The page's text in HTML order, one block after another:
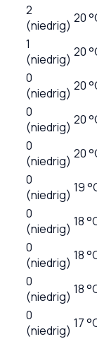
2
(niedrig) 20
1
(niedrig) 20
0
(niedrig) 20
0
(niedrig) 20
0
(niedrig) 20
0
(niedrig) 19
0
(niedrig) 18
0
(niedrig) 18
0
(niedrig) 18
0
(niedrig) 17